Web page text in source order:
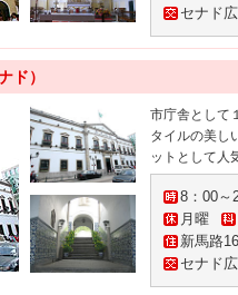
セナド
ド）
市庁舎として
タイルの美し
ットとして人
8：00～
月曜
新馬路
セナド